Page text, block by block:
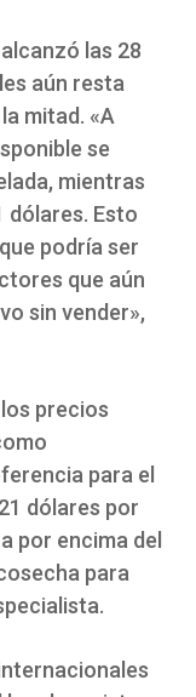
las 28
aún resta
mitad. «A
se
mientras
dólares. Esto
podría ser
que aún
sin vender»,
precios
para el
dólares por
por encima del
para